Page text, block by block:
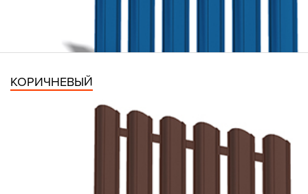
КОРИЧНЕВЫЙ